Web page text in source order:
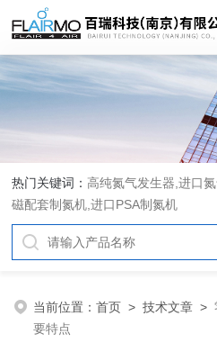
热门关键词： 高纯氮气发生器,进口
磁配套制氮机,进口PSA制氮机
当前位置：首页 >技术文章 >
要特点